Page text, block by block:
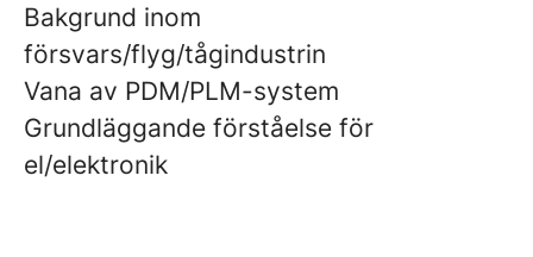
Bakgrund inom
försvars/flyg/tågindustrin
Vana av PDM/PLM-system
Grundläggande förståelse för
el/elektronik